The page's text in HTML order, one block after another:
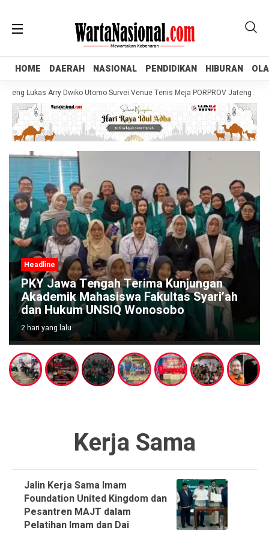
HOME DAERAH NASIONAL PENDIDIKAN HIBURAN
HOME DAERAH NASIONAL PENDIDIKAN HIBURAN
Lukas Arry Dwiko Utomo Survei Venue Tenis Meja PORPROV Jateng XVII
Headline
PKY Jawa Tengah Terima Kunjungan
Akademik Mahasiswa Fakultas Syari’ah
dan Hukum UNSIQ Wonosobo
2 hari yang lalu
Kerja Sama
Jalin Kerja Sama Imam
Foundation United Kingdom dan
Pesantren MAJT dalam
Pelatihan Imam dan Dai